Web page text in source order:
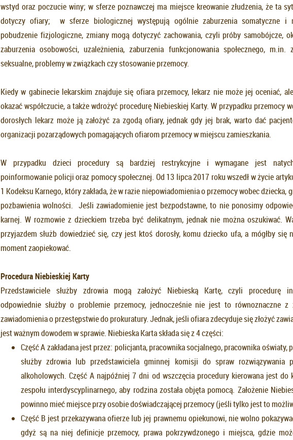
wstyd oraz poczucie winy; w sferze poznawczej ma miejsce kreowanie złudzenia, że ta
dotyczy ofiary; w sferze biologicznej występują ogólnie zaburzenia somatyczne i
pobudzenie fizjologiczne, zmiany mogą dotyczyć zachowania, czyli próby samobójcze,
zaburzenia osobowości, uzależnienia, zaburzenia funkcjonowania społecznego, m.in.
seksualne, problemy w związkach czy stosowanie przemocy.
Kiedy w gabinecie lekarskim znajduje się ofiara przemocy, lekarz nie może jej oceniać,
okazać współczucie, a także wdrożyć procedurę Niebieskiej Karty. W przypadku przemocy
dorosłych lekarz może ją założyć za zgodą ofiary, jednak gdy jej brak, warto dać
organizacji pozarządowych pomagających ofiarom przemocy w miejscu zamieszkania.
W przypadku dzieci procedury są bardziej restrykcyjne i wymagane jest
poinformowanie policji oraz pomocy społecznej. Od 13 lipca 2017 roku wszedł w życie
1 Kodeksu Karnego, który zakłada, że w razie niepowiadomienia o przemocy wobec dziecka,
pozbawienia wolności. Jeśli zawiadomienie jest bezpodstawne, to nie ponosimy
karnej. W rozmowie z dzieckiem trzeba być delikatnym, jednak nie można oszukiwać.
przyjazdem służb dowiedzieć się, czy jest ktoś dorosły, komu dziecko ufa, a mógłby się
moment zaopiekować.
Procedura Niebieskiej Karty
Przedstawiciele służby zdrowia mogą założyć Niebieską Kartę, czyli procedurę
odpowiednie służby o problemie przemocy, jednocześnie nie jest to równoznaczne z
zawiadomienia o przestępstwie do prokuratury. Jednak, jeśli ofiara zdecyduje się złożyć
jest ważnym dowodem w sprawie. Niebieska Karta składa się z 4 części:
Część A zakładana jest przez: policjanta, pracownika socjalnego, pracownika oświaty,
służby zdrowia lub przedstawiciela gminnej komisji do spraw rozwiązywania
alkoholowych. Część A najpóźniej 7 dni od wszczęcia procedury kierowana jest do
zespołu interdyscyplinarnego, aby rodzina została objęta pomocą. Założenie
powinno mieć miejsce przy osobie doświadczającej przemocy (jeśli tylko jest to
Część B jest przekazywana ofierze lub jej prawnemu opiekunowi, nie wolno
gdyż są na niej definicje przemocy, prawa pokrzywdzonego i miejsca, gdzie